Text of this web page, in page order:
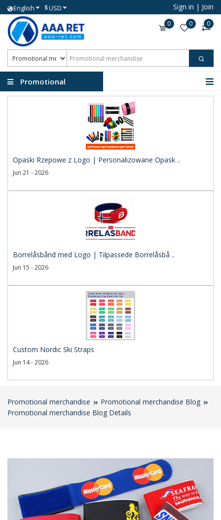
English $USD Sign in | Join
0 0 0
Promotional
Opaski Rzepowe z Logo | Personalizowane Opask ..
Jun 21 - 2026
Borrelåsbånd med Logo | Tilpassede Borrelåsbå ..
Jun 15 - 2026
Custom Nordic Ski Straps
Jun 14 - 2026
Promotional merchandise
Promotional merchandise Blog
Promotional merchandise Blog Details